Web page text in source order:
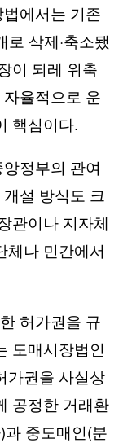
에서는 기존
삭제·축소됐
이 되레 위축
율적으로 운
핵심이다.
정부의 관여
설 방식도 크
관이나 지자체
체나 민간에서
허가권을 규
도매시장법인
가권을 사실상
공정한 거래환
중도매인(분